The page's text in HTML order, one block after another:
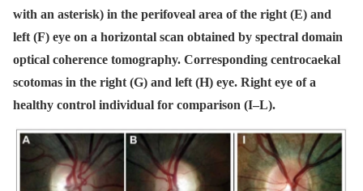
with an asterisk) in the perifoveal area of the right (E) and
left (F) eye on a horizontal scan obtained by spectral domain
optical coherence tomography. Corresponding centrocaekal
scotomas in the right (G) and left (H) eye. Right eye of a
healthy control individual for comparison (I–L).